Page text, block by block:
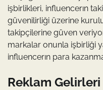
işbirlikleri, influencerın
güvenilirliği üzerine
takipçilerine güven
markalar onunla işbirliği
influencerın para
Reklam Gelirleri